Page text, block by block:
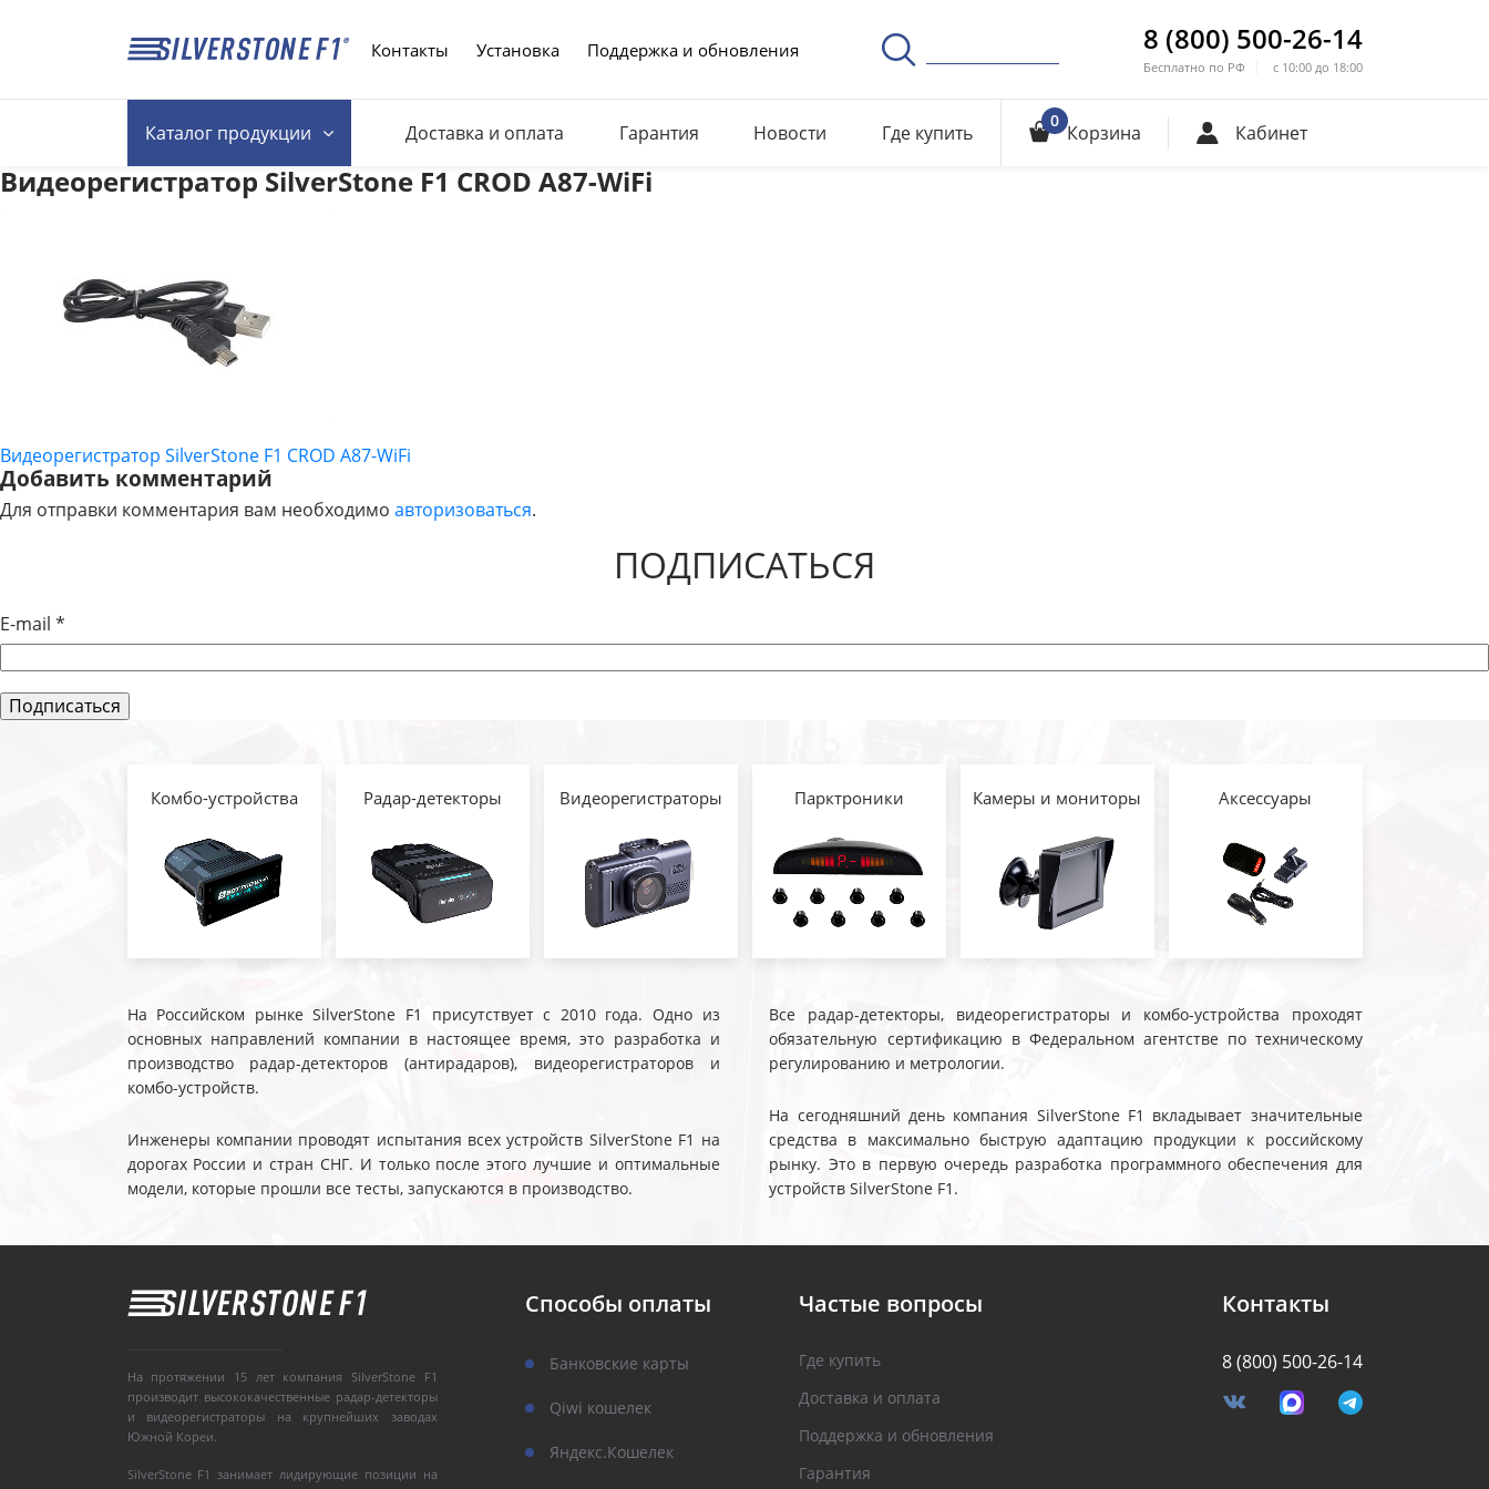
Контакты Установка Поддержка и обновления 8 (800) 500-26-14
Бесплатно по РФ с 10:00 до 18:00
Каталогпродукции Доставка и оплата Гарантия Новости Где купить 0 Корзина Кабинет
Видеорегистратор SilverStone F1 CROD A87-WiFi
НАВИГАЦИЯ
ПО
Видеорегистратор SilverStone F1 CROD A87-WiFi
Добавить комментарий
Для отправки комментария вам необходимо авторизоваться.
ПОДПИСАТЬСЯ
E-mail *
Комбо-устройства Радар-детекторы Видеорегистраторы Парктроники Камеры и мониторы Аксессуары
На Российском рынке SilverStone F1 присутствует с 2010 года. Одно из
основных направлений компании в настоящее время, это разработка и
производство радар-детекторов (антирадаров), видеорегистраторов и
комбо-устройств.
Инженеры компании проводят испытания всех устройств SilverStone F1 на
дорогах России и стран СНГ. И только после этого лучшие и оптимальные
модели, которые прошли все тесты, запускаются в производство.
Все радар-детекторы, видеорегистраторы и комбо-устройства проходят
обязательную сертификацию в Федеральном агентстве по техническому
регулированию и метрологии.
На сегодняшний день компания SilverStone F1 вкладывает значительные
средства в максимально быструю адаптацию продукции к российскому
рынку. Это в первую очередь разработка программного обеспечения для
устройств SilverStone F1.
На протяжении 15 лет компания SilverStone F1
производит высококачественные радар-детекторы
и видеорегистраторы на крупнейших заводах
Южной Кореи.
SilverStone F1 занимает лидирующие позиции на
Способы оплаты
Банковские карты
Qiwi кошелек
Яндекс.Кошелек
Частые вопросы
Где купить
Доставка и оплата
Поддержка и обновления
Гарантия
Контакты
8 (800) 500-26-14